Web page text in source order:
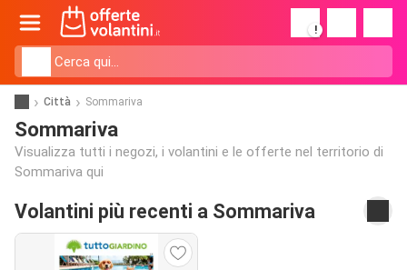
!
Città Sommariva
Sommariva
Visualizza tutti i negozi, i volantini e le offerte nel territorio di
Sommariva qui
Volantini più recenti a Sommariva